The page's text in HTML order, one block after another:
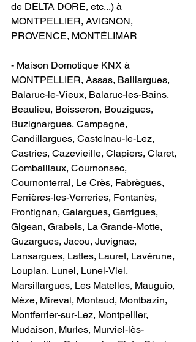
de DELTA DORE, etc...) à
MONTPELLIER, AVIGNON,
PROVENCE, MONTÉLIMAR
- Maison Domotique KNX à
MONTPELLIER, Assas, Baillargues,
Balaruc-le-Vieux, Balaruc-les-Bains,
Beaulieu, Boisseron, Bouzigues,
Buzignargues, Campagne,
Candillargues, Castelnau-le-Lez,
Castries, Cazevieille, Clapiers, Claret,
Combaillaux, Cournonsec,
Cournonterral, Le Crès, Fabrègues,
Ferrières-les-Verreries, Fontanès,
Frontignan, Galargues, Garrigues,
Gigean, Grabels, La Grande-Motte,
Guzargues, Jacou, Juvignac,
Lansargues, Lattes, Lauret, Lavérune,
Loupian, Lunel, Lunel-Viel,
Marsillargues, Les Matelles, Mauguio,
Mèze, Mireval, Montaud, Montbazin,
Montferrier-sur-Lez, Montpellier,
Mudaison, Murles, Murviel-lès-